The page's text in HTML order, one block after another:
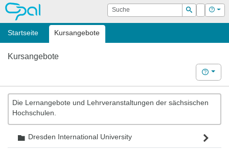
OPAL Suche
Suchen
Login Hilfe
Startseite Kursangebote
Kursangebote
Hilfe
Die Lernangebote und Lehrveranstaltungen der sächsischen
Hochschulen.
Ordner
Dresden International University